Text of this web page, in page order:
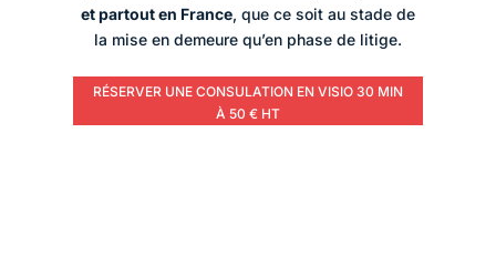
et partout en France, que ce soit au stade de
la mise en demeure qu’en phase de litige.
RÉSERVER UNE CONSULATION EN VISIO 30 MIN
À 50 € HT